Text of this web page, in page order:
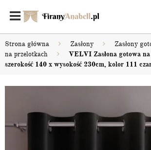
Strona główna Zasłony Zasłony
na przelotkach
VELVI Zasłona gotowa
szerokość 140 x wysokość 230cm, kolor 111